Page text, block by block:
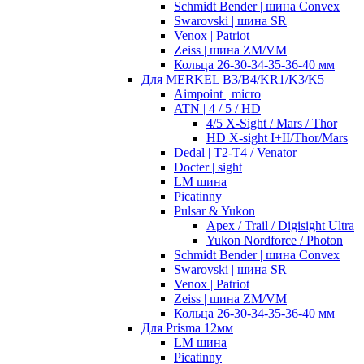
Schmidt Bender | шина Convex
Swarovski | шина SR
Venox | Patriot
Zeiss | шина ZM/VM
Кольца 26-30-34-35-36-40 мм
Для MERKEL B3/B4/KR1/K3/K5
Aimpoint | micro
ATN | 4 / 5 / HD
4/5 X-Sight / Mars / Thor
HD X-sight I+II/Thor/Mars
Dedal | T2-T4 / Venator
Docter | sight
LM шина
Picatinny
Pulsar & Yukon
Apex / Trail / Digisight Ultra
Yukon Nordforce / Photon
Schmidt Bender | шина Convex
Swarovski | шина SR
Venox | Patriot
Zeiss | шина ZM/VM
Кольца 26-30-34-35-36-40 мм
Для Prisma 12мм
LM шина
Picatinny